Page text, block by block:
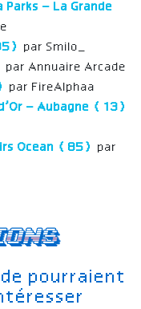
pourraient
– La Grande
par Smilo_
par Annuaire Arcade
par FireAlphaa
– Aubagne (13)
Ocean (85)
par